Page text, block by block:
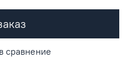
сравнение